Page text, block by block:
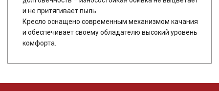
и не притягивает пыль.
Кресло оснащено современным механизмом качания
и обеспечивает своему обладателю высокий уровень
комфорта.